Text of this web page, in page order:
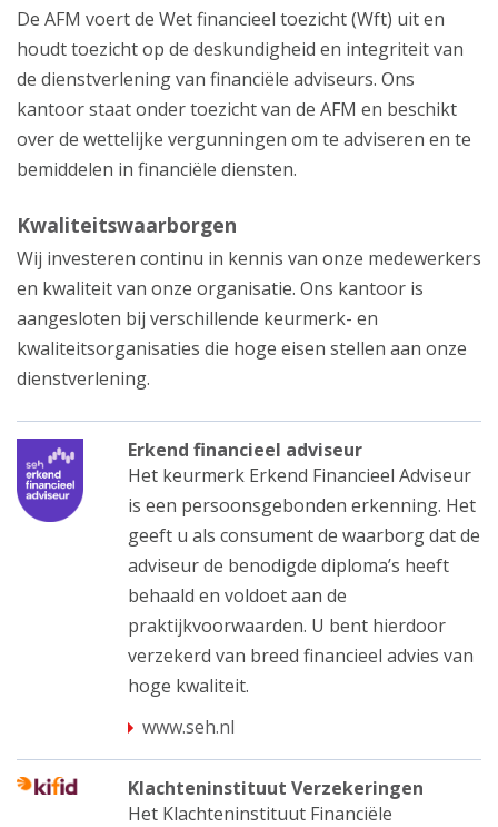
De AFM voert de Wet financieel toezicht (Wft) uit en
houdt toezicht op de deskundigheid en integriteit van
de dienstverlening van financiële adviseurs. Ons
kantoor staat onder toezicht van de AFM en beschikt
over de wettelijke vergunningen om te adviseren en te
bemiddelen in financiële diensten.
Kwaliteitswaarborgen
Wij investeren continu in kennis van onze medewerkers
en kwaliteit van onze organisatie. Ons kantoor is
aangesloten bij verschillende keurmerk- en
kwaliteitsorganisaties die hoge eisen stellen aan onze
dienstverlening.
Erkend financieel adviseur
Het keurmerk Erkend Financieel Adviseur
is een persoonsgebonden erkenning. Het
geeft u als consument de waarborg dat de
adviseur de benodigde diploma’s heeft
behaald en voldoet aan de
praktijkvoorwaarden. U bent hierdoor
verzekerd van breed financieel advies van
hoge kwaliteit.
www.seh.nl
Klachteninstituut Verzekeringen
Het Klachteninstituut Financiële